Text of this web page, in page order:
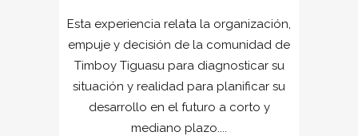
Esta experiencia relata la organización,
empuje y decisión de la comunidad de
Timboy Tiguasu para diagnosticar su
situación y realidad para planificar su
desarrollo en el futuro a corto y
mediano plazo....